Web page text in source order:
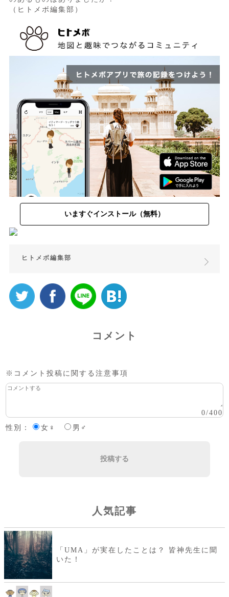
（ヒトメボ編集部）
いますぐインストール（無料）
ヒトメボ編集部
コメント
※コメント投稿に関する注意事項
0/400
性別：
女♀ 男♂
投稿する
人気記事
「UMA」が実在したことは？ 皆神先生に聞
いた！